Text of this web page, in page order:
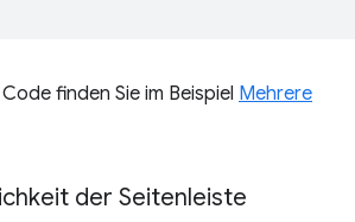
finden Sie im Beispiel Mehrere
der Seitenleiste